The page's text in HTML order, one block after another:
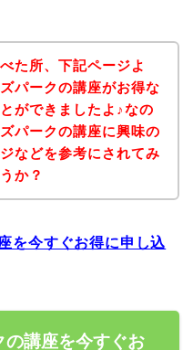
た所、下記ページよ
パークの講座がお得な
ができましたよ♪なの
パークの講座に興味の
などを参考にされてみ
か？
を今すぐお得に申し込
の講座を今すぐお